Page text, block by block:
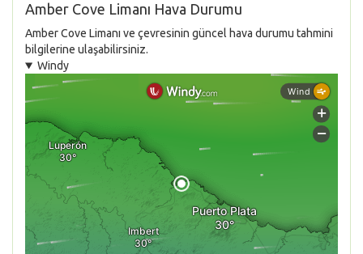
Amber Cove Limanı Hava Durumu
Amber Cove Limanı ve çevresinin güncel hava durumu tahmini
bilgilerine ulaşabilirsiniz.
Windy